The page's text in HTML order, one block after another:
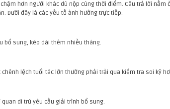
hơn người khác dù nộp cùng thời điểm. Câu trả lời nằm
Dưới đây là các yếu tố ảnh hưởng trực tiếp:
bổ sung, kéo dài thêm nhiều tháng.
lệch tuổi tác lớn thường phải trải qua kiểm tra soi kỹ
di trú yêu cầu giải trình bổ sung.